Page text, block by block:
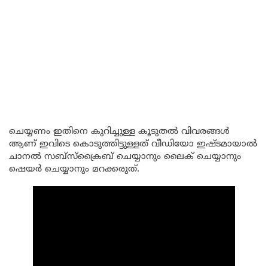
ചെയ്യണം ഇതിനെ കുറിച്ചുള്ള കൂടുതൽ വിവരങ്ങൾ
ആണ് ഇവിടെ കൊടുത്തിട്ടുള്ളത് വീഡിയോ ഇഷ്ടമായാൽ
ചാനൽ സബ്സ്ക്രൈബ് ചെയ്യാനും ലൈക് ചെയ്യാനും
ഷെയർ ചെയ്യാനും മറക്കരുത്.